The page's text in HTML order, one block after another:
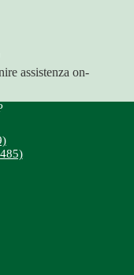
assistenza on-